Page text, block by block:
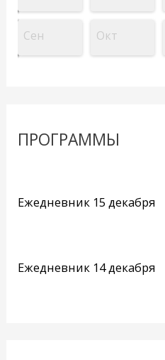
Сен Окт
ПРОГРАММЫ
Ежедневник 15 декабря
Ежедневник 14 декабря